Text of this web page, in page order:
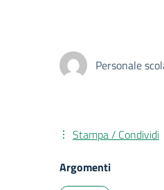
Personale
Stampa / Condividi
Argomenti